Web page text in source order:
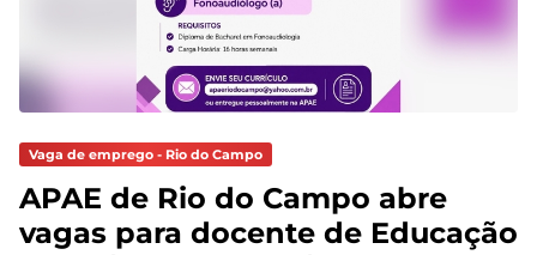
Vaga de emprego - Rio do Campo
APAE de Rio do Campo abre
vagas para docente de Educação